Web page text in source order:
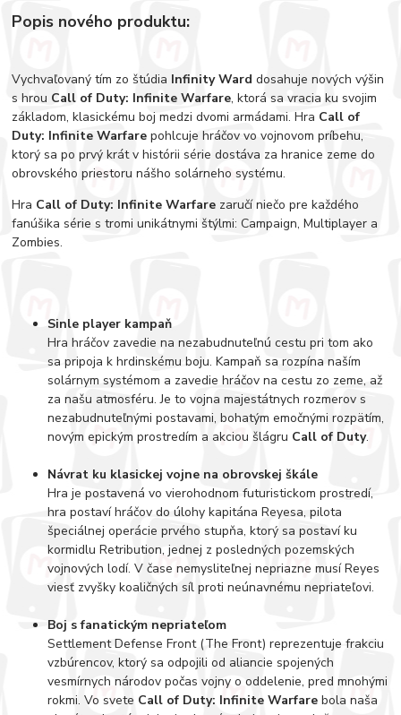
Popis nového produktu:
Vychvaľovaný tím zo štúdia Infinity Ward dosahuje nových výšin
s hrou Call of Duty: Infinite Warfare, ktorá sa vracia ku svojim
základom, klasickému boj medzi dvomi armádami. Hra Call of
Duty: Infinite Warfare pohlcuje hráčov vo vojnovom príbehu,
ktorý sa po prvý krát v histórii série dostáva za hranice zeme do
obrovského priestoru nášho solárneho systému.
Hra Call of Duty: Infinite Warfare zaručí niečo pre každého
fanúšika série s tromi unikátnymi štýlmi: Campaign, Multiplayer a
Zombies.
Sinle player kampaň
Hra hráčov zavedie na nezabudnuteľnú cestu pri tom ako
sa pripoja k hrdinskému boju. Kampaň sa rozpína naším
solárnym systémom a zavedie hráčov na cestu zo zeme, až
za našu atmosféru. Je to vojna majestátnych rozmerov s
nezabudnuteľnými postavami, bohatým emočnými rozpätím,
novým epickým prostredím a akciou šlágru Call of Duty.
Návrat ku klasickej vojne na obrovskej škále
Hra je postavená vo vierohodnom futuristickom prostredí,
hra postaví hráčov do úlohy kapitána Reyesa, pilota
špeciálnej operácie prvého stupňa, ktorý sa postaví ku
kormidlu Retribution, jednej z posledných pozemských
vojnových lodí. V čase nemysliteľnej nepriazne musí Reyes
viesť zvyšky koaličných síl proti neúnavnému nepriateľovi.
Boj s fanatickým nepriateľom
Settlement Defense Front (The Front) reprezentuje frakciu
vzbúrencov, ktorý sa odpojili od aliancie spojených
vesmírnych národov počas vojny o oddelenie, pred mnohými
rokmi. Vo svete Call of Duty: Infinite Warfare bola naša